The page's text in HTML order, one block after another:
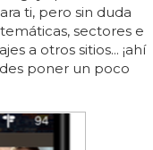
ti, pero sin duda
sectores e
a otros sitios... ¡ahí
poner un poco